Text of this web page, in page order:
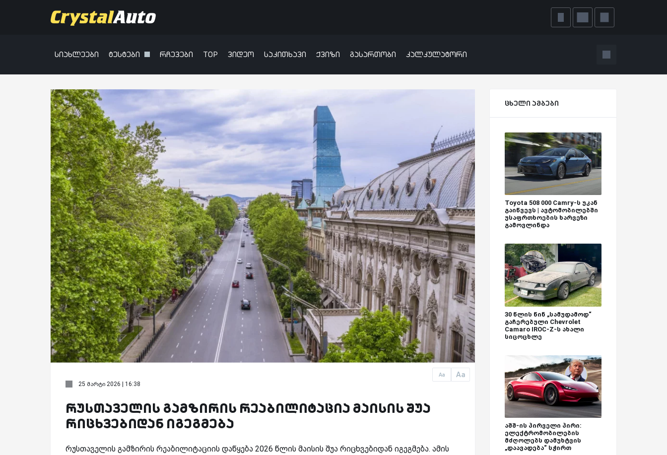
სიახლეები ტესტები რჩევები TOP ვიდეო საკითხავი ქვიზი გასართობი კალკულატორი
Aa Aa
25 მარტი 2026 | 16:38
რუსთაველის გამზირის რეაბილიტაცია მაისის შუა
რიცხვებიდან იგეგმება
რუსთაველის გამზირის რეაბილიტაციის დაწყება 2026 წლის მაისის შუა რიცხვებიდან იგეგმება. ამის
ცხელი ამბები
Toyota 508 000 Camry-ს უკან
გაიწვევს | ავტომობილებში
უსაფრთხოების ხარვეზი
გამოვლინდა
30 წლის წინ „სამუდამოდ“
გაჩერებული Chevrolet
Camaro IROC-Z-ს ახალი
სიცოცხლე
აშშ-ის პირველი პირი:
ელექტრომობილების
მძღოლებს დამუხტვის
„დაავადება“ სჭირთ